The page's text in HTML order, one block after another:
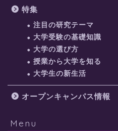
特集
注目の研究テーマ
大学受験の基礎知識
大学の選び方
授業から大学を知る
大学生の新生活
オープンキャンパス情報
Menu